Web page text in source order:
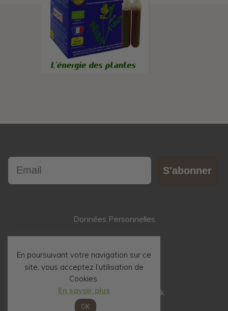
Email
S'abonner
Données Personnelles
Mentions Légales
Suivez nous sur Facebook
En poursuivant votre navigation sur ce
site, vous acceptez l’utilisation de
Cookies.
En savoir plus
OK